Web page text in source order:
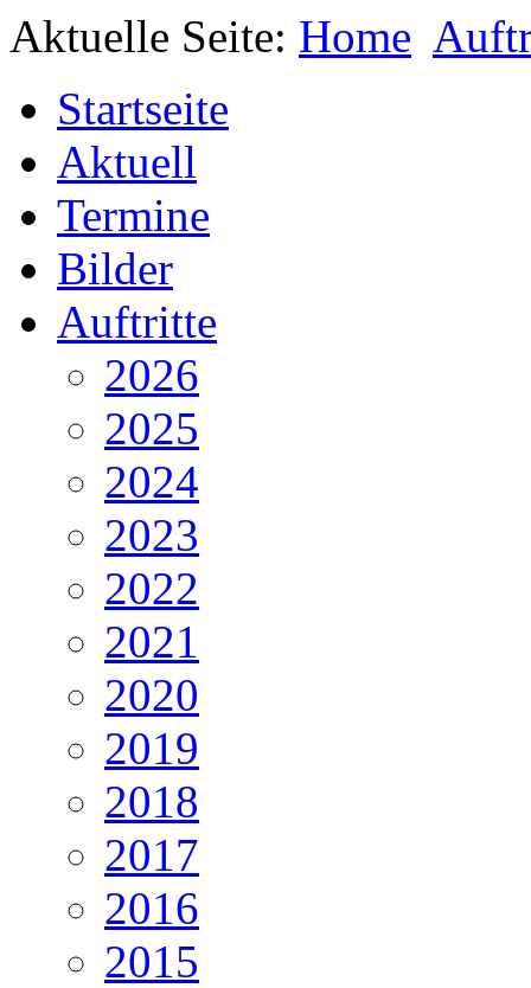
Aktuelle Seite: Home
Startseite
Aktuell
Termine
Bilder
Auftritte
2026
2025
2024
2023
2022
2021
2020
2019
2018
2017
2016
2015